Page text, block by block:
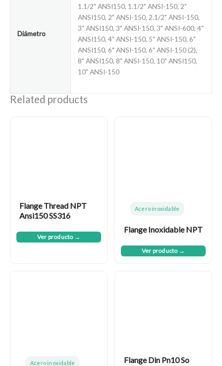
Diámetro
1.1/2" ANSI150, 1.1/2" ANSI-150, 2"
ANSI150, 2" ANSI-150, 2.1/2" ANSI-150,
3" ANSI150, 3" ANSI-150, 3" ANSI-600, 4"
ANSI150, 4" ANSI-150, 5" ANSI-150, 6"
ANSI150, 6" ANSI-150, 6" ANSI-150 (2),
8" ANSI150, 8" ANSI-150, 10" ANSI150,
10" ANSI-150
Related products
Flange Thread NPT
Ansi150 SS316
Ver producto →
Acero inoxidable
Flange Inoxidable NPT
Ver producto →
Acero inoxidable
Flange Din Pn10 So